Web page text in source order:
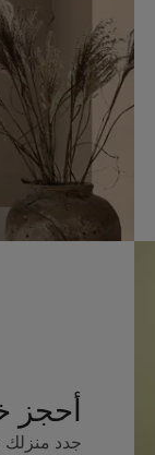
أحجز
جدد